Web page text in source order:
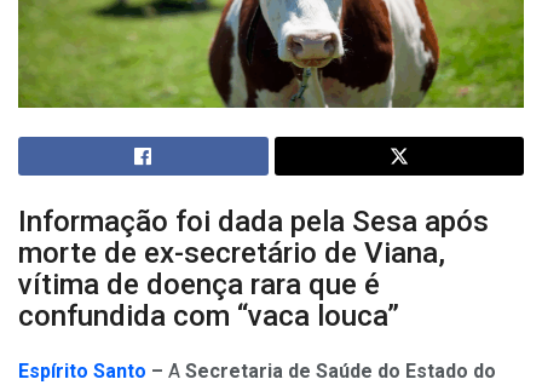
Informação foi dada pela Sesa após
morte de ex-secretário de Viana,
vítima de doença rara que é
confundida com “vaca louca”
Espírito Santo – A Secretaria de Saúde do Estado do